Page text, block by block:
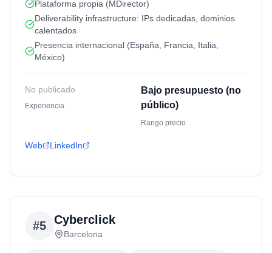
Plataforma propia (MDirector)
Deliverability infrastructure: IPs dedicadas, dominios
calentados
Presencia internacional (España, Francia, Italia,
México)
No publicado
Experiencia
Bajo presupuesto (no
público)
Rango precio
Web LinkedIn
#5 Cyberclick
Barcelona